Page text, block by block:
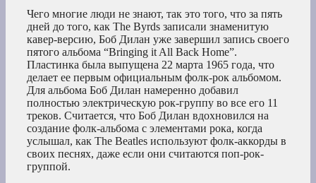
Чего многие люди не знают, так это того, что за пять
дней до того, как The Byrds записали знаменитую
кавер-версию, Боб Дилан уже завершил запись своего
пятого альбома “Bringing it All Back Home”.
Пластинка была выпущена 22 марта 1965 года, что
делает ее первым официальным фолк-рок альбомом.
Для альбома Боб Дилан намеренно добавил
полностью электрическую рок-группу во все его 11
треков. Считается, что Боб Дилан вдохновился на
создание фолк-альбома с элементами рока, когда
услышал, как The Beatles используют фолк-аккорды в
своих песнях, даже если они считаются поп-рок-
группой.